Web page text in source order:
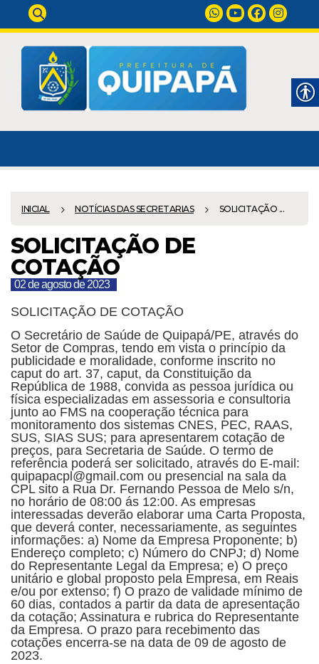
INICIAL NOTÍCIAS DAS SECRETARIAS SOLICITAÇÃO ...
SOLICITAÇÃO DE
COTAÇÃO
02 de agosto de 2023
SOLICITAÇÃO DE COTAÇÃO
O Secretário de Saúde de Quipapá/PE, através do
Setor de Compras, tendo em vista o princípio da
publicidade e moralidade, conforme inscrito no
caput do art. 37, caput, da Constituição da
República de 1988, convida as pessoa jurídica ou
física especializadas em assessoria e consultoria
junto ao FMS na cooperação técnica para
monitoramento dos sistemas CNES, PEC, RAAS,
SUS, SIAS SUS; para apresentarem cotação de
preços, para Secretaria de Saúde. O termo de
referência poderá ser solicitado, através do E-mail:
quipapacpl@gmail.com ou presencial na sala da
CPL sito a Rua Dr. Fernando Pessoa de Melo s/n,
no horário de 08:00 ás 12:00. As empresas
interessadas deverão elaborar uma Carta Proposta,
que deverá conter, necessariamente, as seguintes
informações: a) Nome da Empresa Proponente; b)
Endereço completo; c) Número do CNPJ; d) Nome
do Representante Legal da Empresa; e) O preço
unitário e global proposto pela Empresa, em Reais
e/ou por extenso; f) O prazo de validade mínimo de
60 dias, contados a partir da data de apresentação
da cotação; Assinatura e rubrica do Representante
da Empresa. O prazo para recebimento das
cotações encerra-se na data de 09 de agosto de
2023.